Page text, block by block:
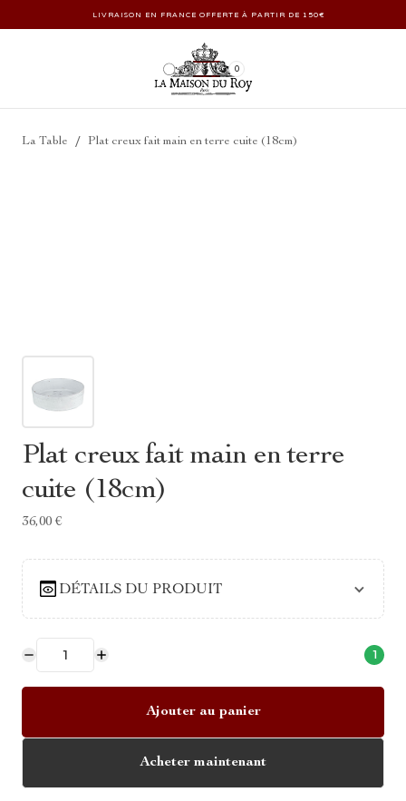
LIVRAISON EN FRANCE OFFERTE À PARTIR DE 150€
0
La Table / Plat creux fait main en terre cuite (18cm)
Plat creux fait main en terre
cuite (18cm)
36,00 €
DÉTAILS DU PRODUIT
1
Ajouter au panier
Acheter maintenant